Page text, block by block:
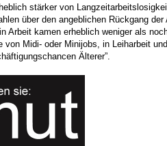
stärker von
über den angeblichen Rückgang
Arbeit kamen erheblich weniger als
von Midi- oder Minijobs, in Leiharbeit
Älterer”.